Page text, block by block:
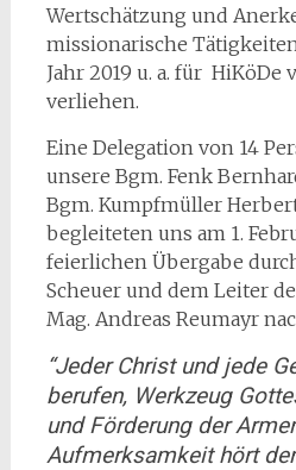
Wertschätzung und
missionarische
Jahr 2019 u. a. für HiKöDe
verliehen.
Eine Delegation von 14
unsere Bgm. Fenk
Bgm. Kumpfmüller
begleiteten uns am 1.
feierlichen Übergabe
Scheuer und dem Leiter
Mag. Andreas Reumayr
“Jeder Christ und jede
berufen, Werkzeug
und Förderung der
Aufmerksamkeit hört